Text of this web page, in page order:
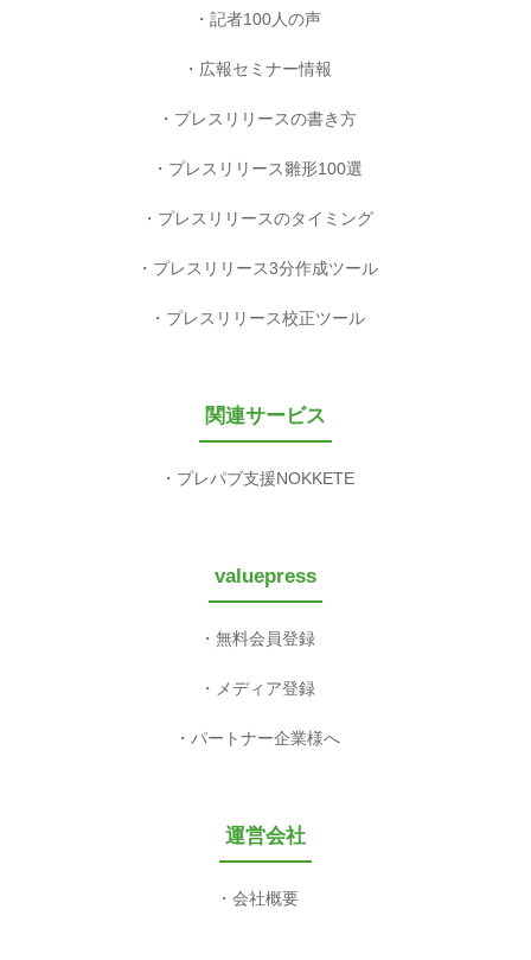
記者100人の声
広報セミナー情報
プレスリリースの書き方
プレスリリース雛形100選
プレスリリースのタイミング
プレスリリース3分作成ツール
プレスリリース校正ツール
関連サービス
プレパブ支援NOKKETE
valuepress
無料会員登録
メディア登録
パートナー企業様へ
運営会社
会社概要